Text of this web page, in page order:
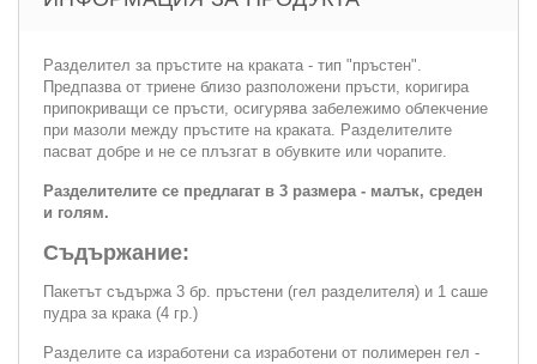
Разделител за пръстите на краката - тип "пръстен".
Предпазва от триене близо разположени пръсти, коригира
припокриващи се пръсти, осигурява забележимо облекчение
при мазоли между пръстите на краката. Разделителите
пасват добре и не се плъзгат в обувките или чорапите.
Разделителите се предлагат в 3 размера - малък, среден
и голям.
Съдържание:
Пакетът съдържа 3 бр. пръстени (гел разделителя) и 1 саше
пудра за крака (4 гр.)
Разделите са изработени са изработени от полимерен гел -